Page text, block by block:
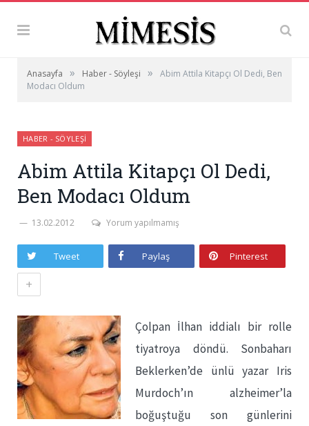
Anasayfa » Haber - Söyleşi »
Abim Attila Kitapçı Ol Dedi, Ben
Modacı Oldum
HABER - SÖYLEŞI
Abim Attila Kitapçı Ol Dedi,
Ben Modacı Oldum
13.02.2012 Yorum yapılmamış
Tweet Paylaş Pinterest
+
Çolpan İlhan iddialı bir rolle
tiyatroya döndü. Sonbaharı
Beklerken’de ünlü yazar Iris
Murdoch’ın alzheimer’la
boğuştuğu son günlerini